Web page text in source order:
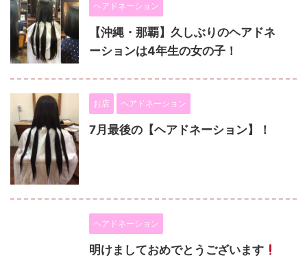
ヘアドネーション
【沖縄・那覇】久しぶりのヘアドネ
ーションは4年生の女の子！
お店 ヘアドネーション
7月最後の【ヘアドネーション】！
ヘアドネーション
明けましておめでとうございます